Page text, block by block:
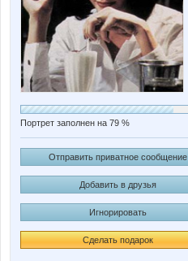
Портрет заполнен на 79 %
Отправить приватное сообщение
Добавить в друзья
Игнорировать
Сделать подарок